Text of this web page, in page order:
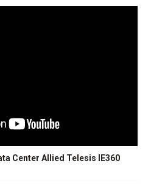
Center Allied Telesis IE360